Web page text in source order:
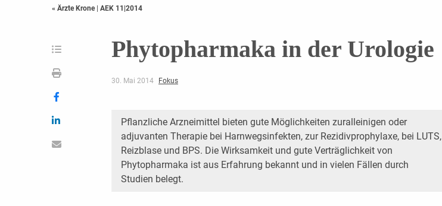
« Ärzte Krone | AEK 11|2014
Phytopharmaka in der Urologie
30. Mai 2014 Fokus
Pflanzliche Arzneimittel bieten gute Möglichkeiten zuralleinigen oder
adjuvanten Therapie bei Harnwegsinfekten, zur Rezidivprophylaxe, bei LUTS,
Reizblase und BPS. Die Wirksamkeit und gute Verträglichkeit von
Phytopharmaka ist aus Erfahrung bekannt und in vielen Fällen durch
Studien belegt.